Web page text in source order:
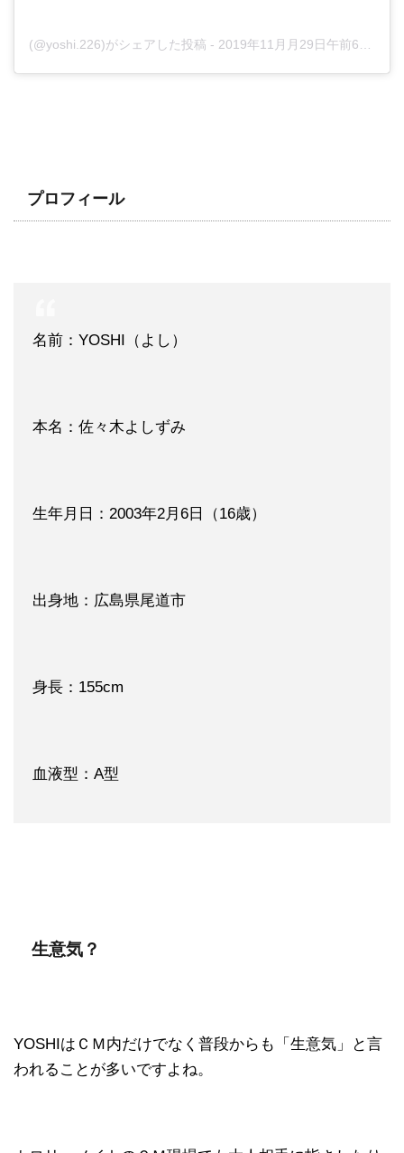
(@yoshi.226)がシェアした投稿 - 2019年11月月29日午前6時06分PST
プロフィール
名前：YOSHI（よし）
本名：佐々木よしずみ
生年月日：2003年2月6日（16歳）
出身地：広島県尾道市
身長：155cm
血液型：A型
生意気？
YOSHIはＣＭ内だけでなく普段からも「生意気」と言
われることが多いですよね。